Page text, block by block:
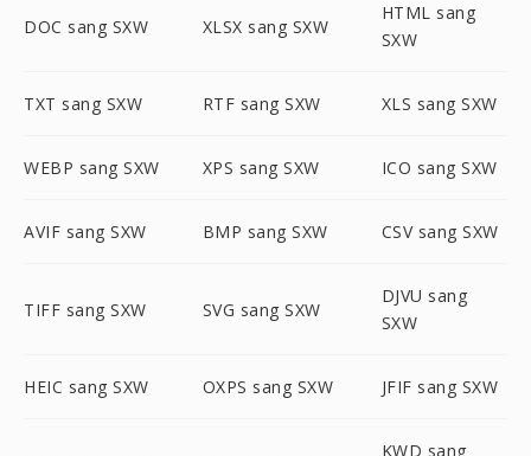
DOC sang SXW XLSX sang SXW
HTML sang
SXW
TXT sang SXW RTF sang SXW XLS sang SXW
WEBP sang SXW XPS sang SXW ICO sang SXW
AVIF sang SXW BMP sang SXW CSV sang SXW
TIFF sang SXW SVG sang SXW
DJVU sang
SXW
HEIC sang SXW OXPS sang SXW JFIF sang SXW
KWD sang